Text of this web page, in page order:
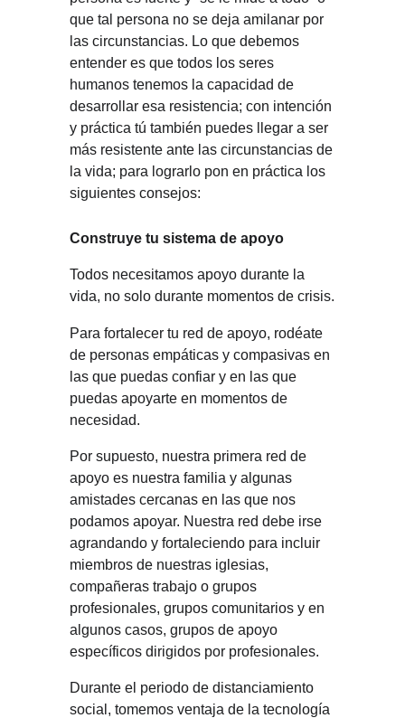
que tal persona no se deja amilanar por
las circunstancias. Lo que debemos
entender es que todos los seres
humanos tenemos la capacidad de
desarrollar esa resistencia; con intención
y práctica tú también puedes llegar a ser
más resistente ante las circunstancias de
la vida; para lograrlo pon en práctica los
siguientes consejos:
Construye tu sistema de apoyo
Todos necesitamos apoyo durante la
vida, no solo durante momentos de crisis.
Para fortalecer tu red de apoyo, rodéate
de personas empáticas y compasivas en
las que puedas confiar y en las que
puedas apoyarte en momentos de
necesidad.
Por supuesto, nuestra primera red de
apoyo es nuestra familia y algunas
amistades cercanas en las que nos
podamos apoyar. Nuestra red debe irse
agrandando y fortaleciendo para incluir
miembros de nuestras iglesias,
compañeras trabajo o grupos
profesionales, grupos comunitarios y en
algunos casos, grupos de apoyo
específicos dirigidos por profesionales.
Durante el periodo de distanciamiento
social, tomemos ventaja de la tecnología